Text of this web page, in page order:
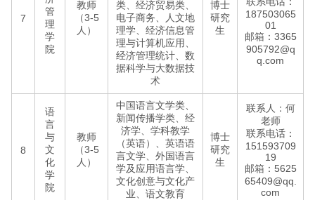
7
管
理
学
院
教师
（3-5
人）
类、经济贸易类、
电子商务、人文地
理学、经济信息管
理与计算机应用、
经济管理统计、数
据科学与大数据技
术
博士
研究
生
187503065
01
邮箱：3365
905792@q
q.com
8
语
言
与
文
化
学
院
教师
（3-5
人）
中国语言文学类、
新闻传播学类、经
济学、学科教学
（英语）、英语语
言文学、外国语言
学及应用语言学、
文化创意与文化产
业、语文教育
博士
研究
生
联系人：何
老师
联系电话：
151593709
19
邮箱：5625
65409@qq.
com